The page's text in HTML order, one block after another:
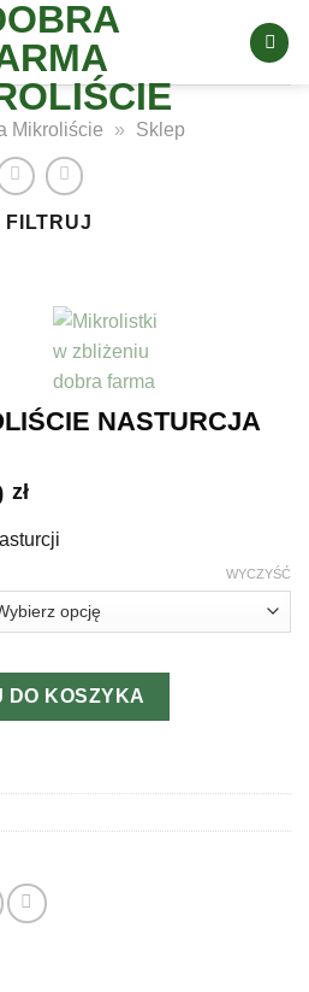
Mikroliście » Sklep
FILTRUJ
NASTURCJA
złZakres
od
do
302,00 zł
WYCZYŚĆ
NASTURCJA
DO KOSZYKA